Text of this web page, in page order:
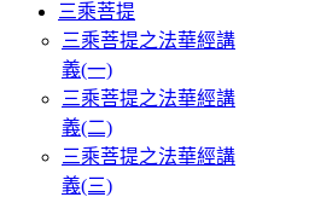
三乘菩提
三乘菩提之法華經講
義(一)
三乘菩提之法華經講
義(二)
三乘菩提之法華經講
義(三)